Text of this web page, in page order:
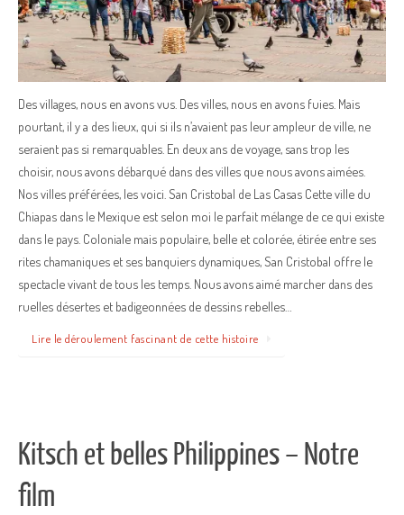
Des villages, nous en avons vus. Des villes, nous en avons fuies. Mais
pourtant, il y a des lieux, qui si ils n’avaient pas leur ampleur de ville, ne
seraient pas si remarquables. En deux ans de voyage, sans trop les
choisir, nous avons débarqué dans des villes que nous avons aimées.
Nos villes préférées, les voici. San Cristobal de Las Casas Cette ville du
Chiapas dans le Mexique est selon moi le parfait mélange de ce qui existe
dans le pays. Coloniale mais populaire, belle et colorée, étirée entre ses
rites chamaniques et ses banquiers dynamiques, San Cristobal offre le
spectacle vivant de tous les temps. Nous avons aimé marcher dans des
ruelles désertes et badigeonnées de dessins rebelles…
Lire le déroulement fascinant de cette histoire
Kitsch et belles Philippines – Notre
film